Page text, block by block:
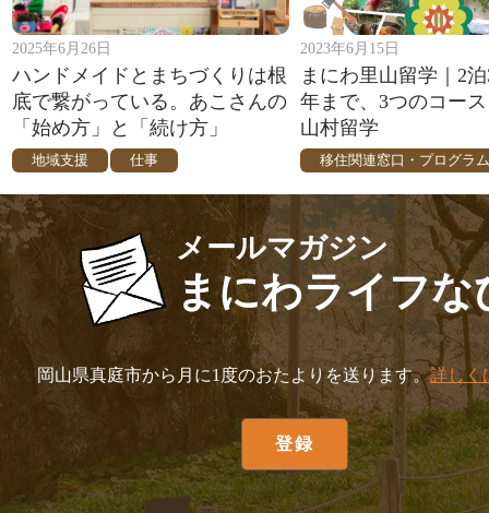
2025年6月26日
ハンドメイドとまちづくりは根
底で繋がっている。あこさんの
「始め方」と「続け方」
地域支援 仕事
2023年6月15日
まにわ里山留学｜2
年まで、3つのコー
山村留学
移住関連窓口・プログラ
メールマガジン
まにわライフな
岡山県真庭市から月に1度のおたよりを送ります。詳しく